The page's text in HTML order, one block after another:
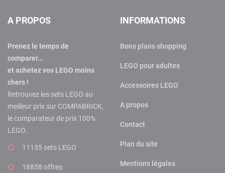
A PROPOS
Prenez le temps de
comparer…
et achetez vos LEGO moins
chers !
Retrouvez les sets LEGO au
meilleur prix sur COMPABRICK,
le comparateur de prix 100%
LEGO.
11135 sets LEGO
18858 offres
INFORMATIONS
Bons plans shopping
LEGO pour adultes
Accessoires LEGO
A propos
Contact
Plan du site
Mentions légales